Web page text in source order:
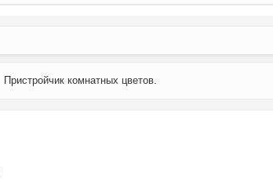
Пристройчик комнатных цветов.